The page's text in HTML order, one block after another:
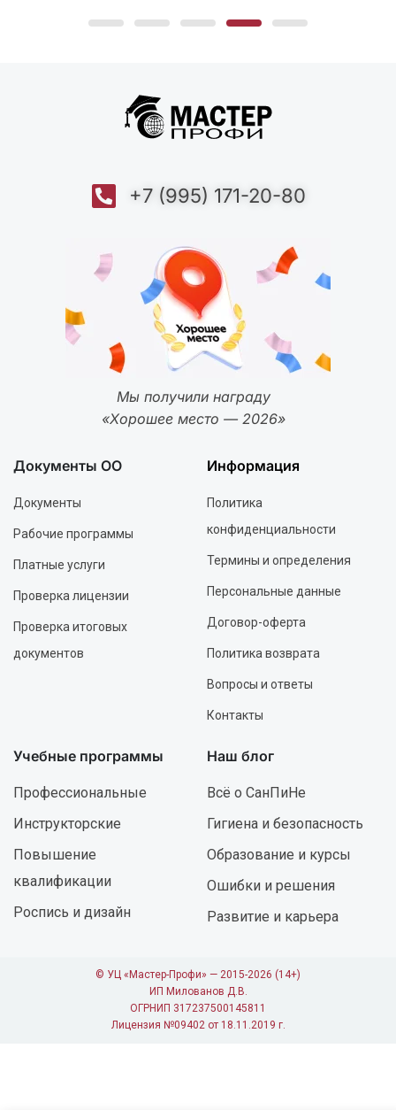
+7 (995) 171-20-80
Мы получили награду
«Хорошее место — 2026»
Документы ОО
Документы
Рабочие программы
Платные услуги
Проверка лицензии
Проверка итоговых
документов
Информация
Политика
конфиденциальности
Термины и определения
Персональные данные
Договор-оферта
Политика возврата
Вопросы и ответы
Контакты
Учебные программы
Профессиональные
Инструкторские
Повышение
квалификации
Роспись и дизайн
Наш блог
Всё о СанПиНе
Гигиена и безопасность
Образование и курсы
Ошибки и решения
Развитие и карьера
© УЦ «Мастер-Профи» — 2015-2026 (14+)
ИП Милованов Д.В.
ОГРНИП 317237500145811
Лицензия №09402 от 18.11.2019 г.